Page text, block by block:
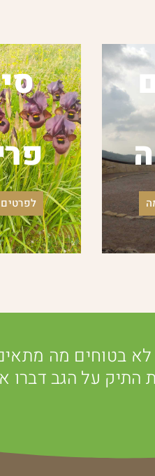
לא בטוחים מה
על הגב דברו